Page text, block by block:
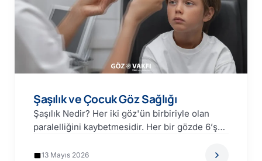
Şaşılık ve Çocuk Göz Sağlığı
Şaşılık Nedir? Her iki göz'ün birbiriyle olan
paralelliğini kaybetmesidir. Her bir gözde 6’şar
13 Mayıs 2026